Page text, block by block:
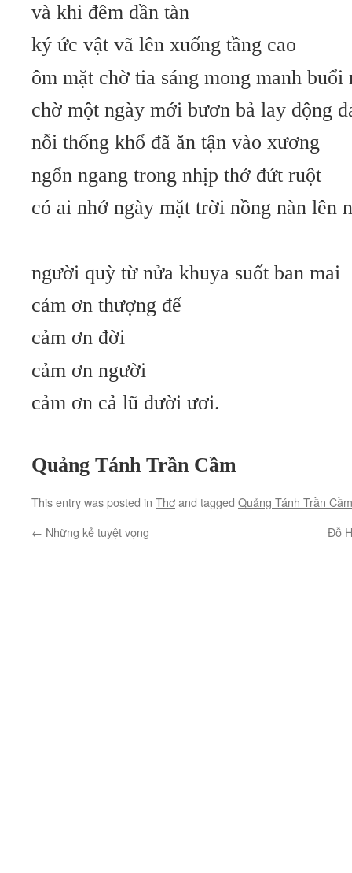
và khi đêm dần tàn
ký ức vật vã lên xuống tầng cao
ôm mặt chờ tia sáng mong manh buổi
chờ một ngày mới bươn bả lay động
nỗi thống khổ đã ăn tận vào xương
ngổn ngang trong nhịp thở đứt ruột
có ai nhớ ngày mặt trời nồng nàn lên
người quỳ từ nửa khuya suốt ban mai
cảm ơn thượng đế
cảm ơn đời
cảm ơn người
cảm ơn cả lũ đười ươi.
Quảng Tánh Trần Cầm
This entry was posted in Thơand tagged Quảng Tánh Trần Cầm
← Những kẻ tuyệt vọng Đỗ